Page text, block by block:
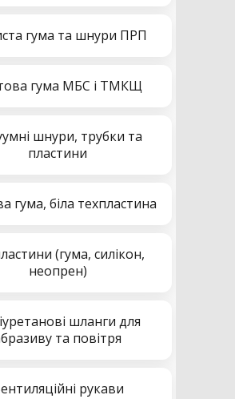
гума та шнури ПРП
гума МБС і ТМКЩ
шнури, трубки та
пластини
гума, біла техпластина
(гума, силікон,
неопрен)
шланги для
та повітря
рукави